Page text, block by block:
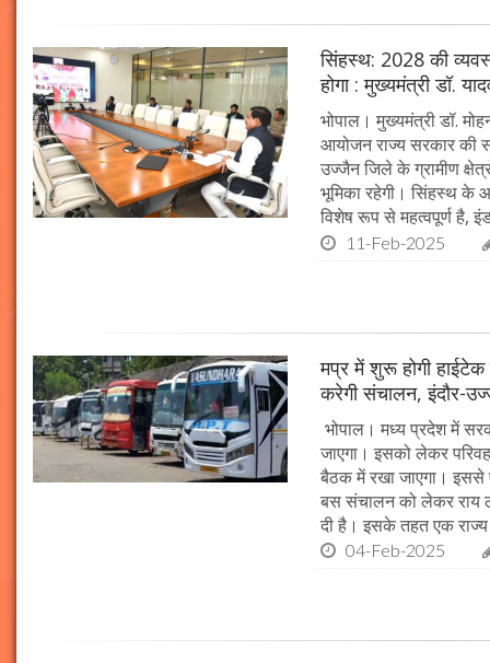
सिंहस्थ: 2028 की
होगा : मुख्यमंत्री डॉ.
भोपाल। मुख्यमंत्री डॉ.
आयोजन राज्य सरकार की
उज्जैन जिले के ग्रामीण
भूमिका रहेगी। सिंहस्थ के
विशेष रूप से महत्वपूर्ण है,
11-Feb-2025
मप्र में शुरू होगी
करेगी संचालन, इंदौर-
भोपाल। मध्य प्रदेश में
जाएगा। इसको लेकर
बैठक में रखा जाएगा। इससे
बस संचालन को लेकर राय
दी है। इसके तहत एक
04-Feb-2025